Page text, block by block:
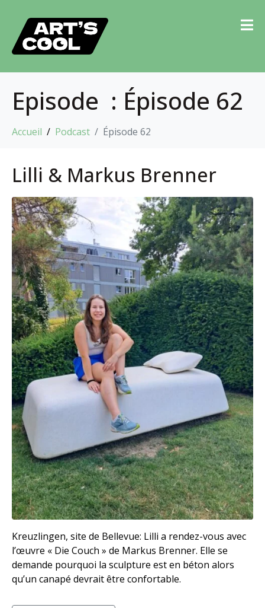
Episode : Épisode 62
Accueil Podcast Épisode 62
Lilli & Markus Brenner
Kreuzlingen, site de Bellevue: Lilli a rendez-vous avec
l’œuvre « Die Couch » de Markus Brenner. Elle se
demande pourquoi la sculpture est en béton alors
qu’un canapé devrait être confortable.